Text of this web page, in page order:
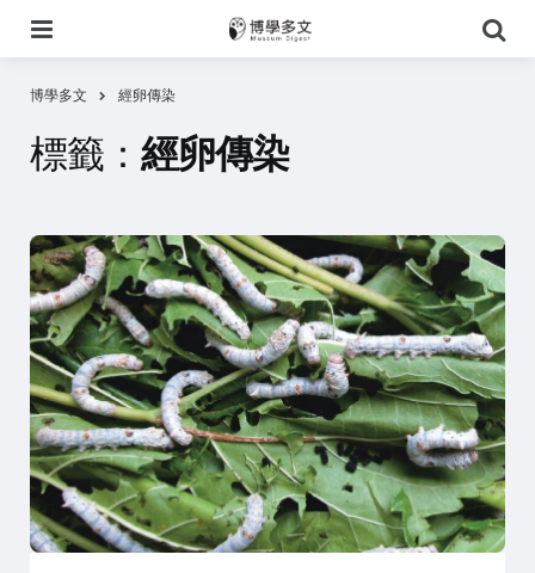
尋
博學多文 經卵傳染
標籤： 經卵傳染